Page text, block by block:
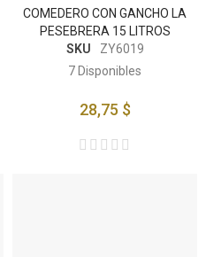
COMEDERO CON GANCHO LA
PESEBRERA 15 LITROS
SKU
ZY6019
7 Disponibles
28,75 $